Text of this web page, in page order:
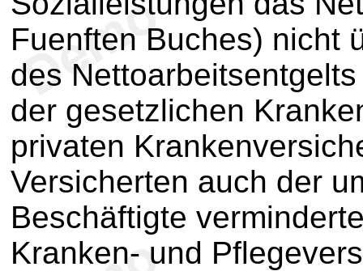
Fuenften Buches) nicht
des
der gesetzlichen
privaten
Versicherten auch der
Beschäftigte
Kranken- und